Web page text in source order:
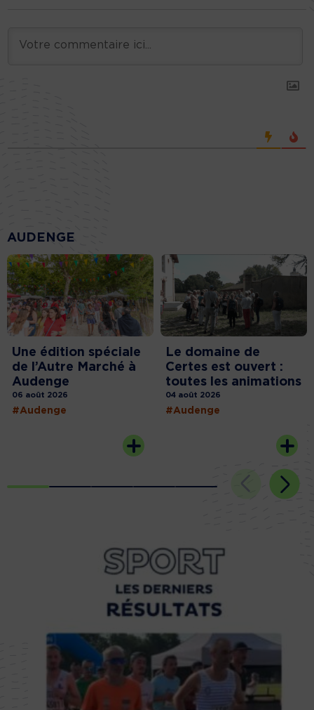
AUDENGE
Une édition spéciale
de l’Autre Marché à
Audenge
06 août 2026
#Audenge
Le domaine de
Certes est ouvert :
toutes les animations
04 août 2026
#Audenge